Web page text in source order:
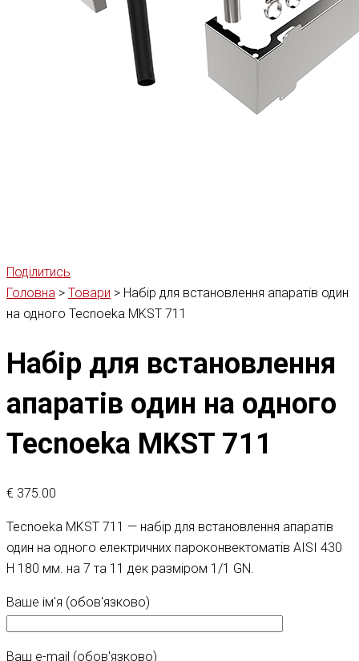
Поділитись
Головна > Товари > Набір для встановлення апаратів один
на одного Tecnoeka MKST 711
Набір для встановлення
апаратів один на одного
Tecnoeka MKST 711
€ 375.00
Tecnoeka MKST 711 — набір для встановлення апаратів
один на одного електричних пароконвектоматів AISI 430
H 180 мм. на 7 та 11 дек разміром 1/1 GN.
Ваше ім'я (обов'язково)
Ваш e-mail (обов'язково)